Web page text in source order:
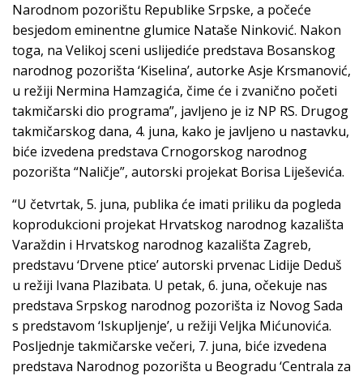
Narodnom pozorištu Republike Srpske, a počeće
besjedom eminentne glumice Nataše Ninković. Nakon
toga, na Velikoj sceni uslijediće predstava Bosanskog
narodnog pozorišta ‘Kiselina’, autorke Asje Krsmanović,
u režiji Nermina Hamzagića, čime će i zvanično početi
takmičarski dio programa”, javljeno je iz NP RS. Drugog
takmičarskog dana, 4. juna, kako je javljeno u nastavku,
biće izvedena predstava Crnogorskog narodnog
pozorišta “Naličje”, autorski projekat Borisa Liješevića.
“U četvrtak, 5. juna, publika će imati priliku da pogleda
koprodukcioni projekat Hrvatskog narodnog kazališta
Varaždin i Hrvatskog narodnog kazališta Zagreb,
predstavu ‘Drvene ptice’ autorski prvenac Lidije Deduš
u režiji Ivana Plazibata. U petak, 6. juna, očekuje nas
predstava Srpskog narodnog pozorišta iz Novog Sada
s predstavom ‘Iskupljenje’, u režiji Veljka Mićunovića.
Posljednje takmičarske večeri, 7. juna, biće izvedena
predstava Narodnog pozorišta u Beogradu ‘Centrala za